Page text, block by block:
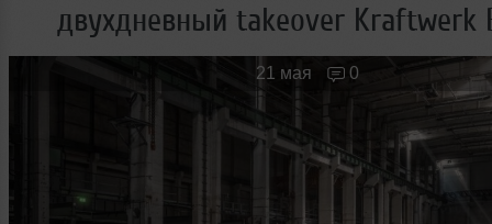
Новые лица Мужчина & Женщина
двухдневный takeover Kraftwerk
21 мая 0